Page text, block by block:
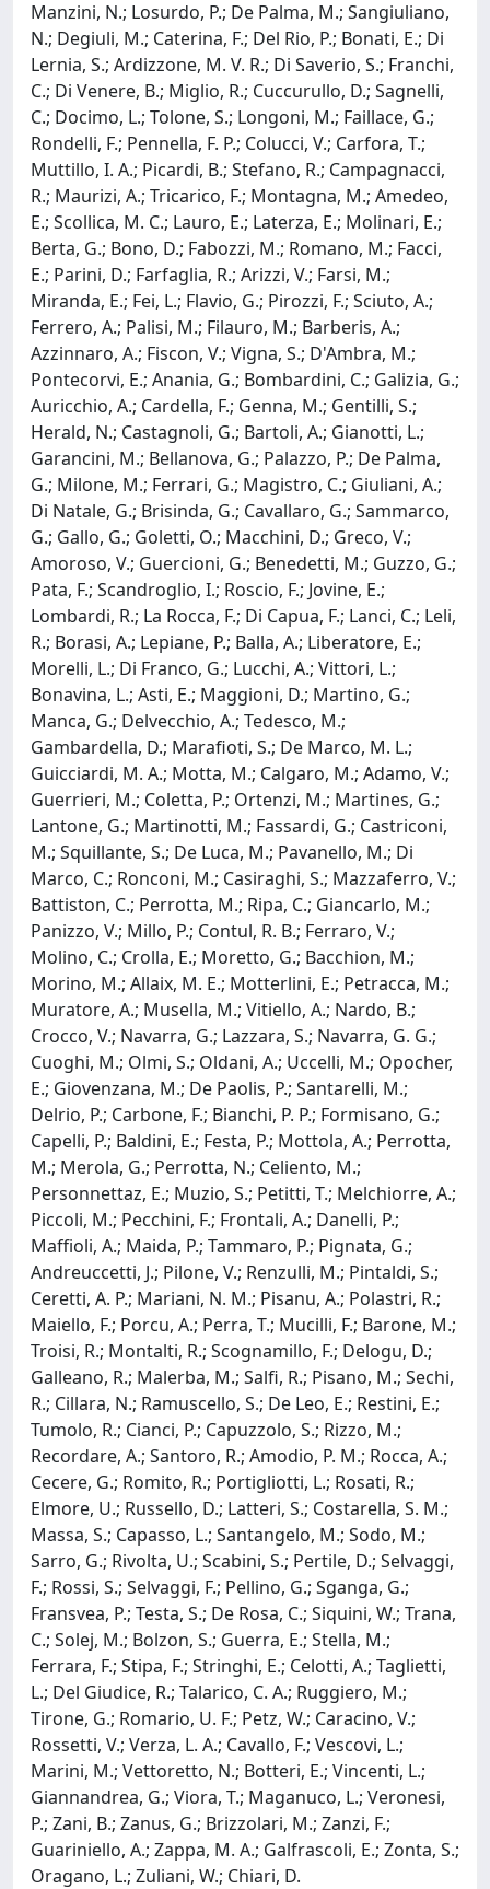
Manzini, N.; Losurdo, P.; De Palma, M.; Sangiuliano,
N.; Degiuli, M.; Caterina, F.; Del Rio, P.; Bonati, E.; Di
Lernia, S.; Ardizzone, M. V. R.; Di Saverio, S.; Franchi,
C.; Di Venere, B.; Miglio, R.; Cuccurullo, D.; Sagnelli,
C.; Docimo, L.; Tolone, S.; Longoni, M.; Faillace, G.;
Rondelli, F.; Pennella, F. P.; Colucci, V.; Carfora, T.;
Muttillo, I. A.; Picardi, B.; Stefano, R.; Campagnacci,
R.; Maurizi, A.; Tricarico, F.; Montagna, M.; Amedeo,
E.; Scollica, M. C.; Lauro, E.; Laterza, E.; Molinari, E.;
Berta, G.; Bono, D.; Fabozzi, M.; Romano, M.; Facci,
E.; Parini, D.; Farfaglia, R.; Arizzi, V.; Farsi, M.;
Miranda, E.; Fei, L.; Flavio, G.; Pirozzi, F.; Sciuto, A.;
Ferrero, A.; Palisi, M.; Filauro, M.; Barberis, A.;
Azzinnaro, A.; Fiscon, V.; Vigna, S.; D'Ambra, M.;
Pontecorvi, E.; Anania, G.; Bombardini, C.; Galizia, G.;
Auricchio, A.; Cardella, F.; Genna, M.; Gentilli, S.;
Herald, N.; Castagnoli, G.; Bartoli, A.; Gianotti, L.;
Garancini, M.; Bellanova, G.; Palazzo, P.; De Palma,
G.; Milone, M.; Ferrari, G.; Magistro, C.; Giuliani, A.;
Di Natale, G.; Brisinda, G.; Cavallaro, G.; Sammarco,
G.; Gallo, G.; Goletti, O.; Macchini, D.; Greco, V.;
Amoroso, V.; Guercioni, G.; Benedetti, M.; Guzzo, G.;
Pata, F.; Scandroglio, I.; Roscio, F.; Jovine, E.;
Lombardi, R.; La Rocca, F.; Di Capua, F.; Lanci, C.; Leli,
R.; Borasi, A.; Lepiane, P.; Balla, A.; Liberatore, E.;
Morelli, L.; Di Franco, G.; Lucchi, A.; Vittori, L.;
Bonavina, L.; Asti, E.; Maggioni, D.; Martino, G.;
Manca, G.; Delvecchio, A.; Tedesco, M.;
Gambardella, D.; Marafioti, S.; De Marco, M. L.;
Guicciardi, M. A.; Motta, M.; Calgaro, M.; Adamo, V.;
Guerrieri, M.; Coletta, P.; Ortenzi, M.; Martines, G.;
Lantone, G.; Martinotti, M.; Fassardi, G.; Castriconi,
M.; Squillante, S.; De Luca, M.; Pavanello, M.; Di
Marco, C.; Ronconi, M.; Casiraghi, S.; Mazzaferro, V.;
Battiston, C.; Perrotta, M.; Ripa, C.; Giancarlo, M.;
Panizzo, V.; Millo, P.; Contul, R. B.; Ferraro, V.;
Molino, C.; Crolla, E.; Moretto, G.; Bacchion, M.;
Morino, M.; Allaix, M. E.; Motterlini, E.; Petracca, M.;
Muratore, A.; Musella, M.; Vitiello, A.; Nardo, B.;
Crocco, V.; Navarra, G.; Lazzara, S.; Navarra, G. G.;
Cuoghi, M.; Olmi, S.; Oldani, A.; Uccelli, M.; Opocher,
E.; Giovenzana, M.; De Paolis, P.; Santarelli, M.;
Delrio, P.; Carbone, F.; Bianchi, P. P.; Formisano, G.;
Capelli, P.; Baldini, E.; Festa, P.; Mottola, A.; Perrotta,
M.; Merola, G.; Perrotta, N.; Celiento, M.;
Personnettaz, E.; Muzio, S.; Petitti, T.; Melchiorre, A.;
Piccoli, M.; Pecchini, F.; Frontali, A.; Danelli, P.;
Maffioli, A.; Maida, P.; Tammaro, P.; Pignata, G.;
Andreuccetti, J.; Pilone, V.; Renzulli, M.; Pintaldi, S.;
Ceretti, A. P.; Mariani, N. M.; Pisanu, A.; Polastri, R.;
Maiello, F.; Porcu, A.; Perra, T.; Mucilli, F.; Barone, M.;
Troisi, R.; Montalti, R.; Scognamillo, F.; Delogu, D.;
Galleano, R.; Malerba, M.; Salfi, R.; Pisano, M.; Sechi,
R.; Cillara, N.; Ramuscello, S.; De Leo, E.; Restini, E.;
Tumolo, R.; Cianci, P.; Capuzzolo, S.; Rizzo, M.;
Recordare, A.; Santoro, R.; Amodio, P. M.; Rocca, A.;
Cecere, G.; Romito, R.; Portigliotti, L.; Rosati, R.;
Elmore, U.; Russello, D.; Latteri, S.; Costarella, S. M.;
Massa, S.; Capasso, L.; Santangelo, M.; Sodo, M.;
Sarro, G.; Rivolta, U.; Scabini, S.; Pertile, D.; Selvaggi,
F.; Rossi, S.; Selvaggi, F.; Pellino, G.; Sganga, G.;
Fransvea, P.; Testa, S.; De Rosa, C.; Siquini, W.; Trana,
C.; Solej, M.; Bolzon, S.; Guerra, E.; Stella, M.;
Ferrara, F.; Stipa, F.; Stringhi, E.; Celotti, A.; Taglietti,
L.; Del Giudice, R.; Talarico, C. A.; Ruggiero, M.;
Tirone, G.; Romario, U. F.; Petz, W.; Caracino, V.;
Rossetti, V.; Verza, L. A.; Cavallo, F.; Vescovi, L.;
Marini, M.; Vettoretto, N.; Botteri, E.; Vincenti, L.;
Giannandrea, G.; Viora, T.; Maganuco, L.; Veronesi,
P.; Zani, B.; Zanus, G.; Brizzolari, M.; Zanzi, F.;
Guariniello, A.; Zappa, M. A.; Galfrascoli, E.; Zonta, S.;
Oragano, L.; Zuliani, W.; Chiari, D.